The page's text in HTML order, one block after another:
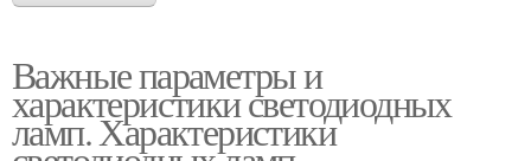
Важные параметры и
характеристики светодиодных
ламп. Характеристики